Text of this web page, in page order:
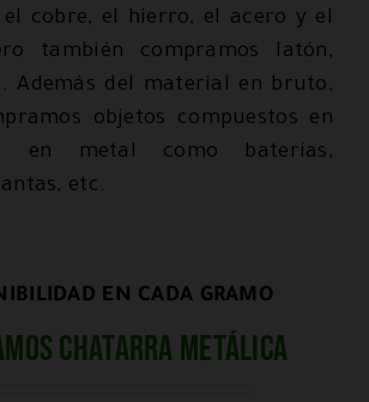
cobre, el hierro, el acero y el
también compramos latón,
Además del material en bruto,
objetos compuestos en
en metal como baterías,
etc.
EN CADA GRAMO
chatarra metálica